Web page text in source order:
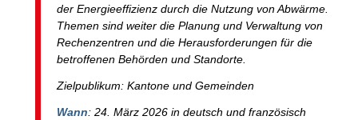
der Energieeffizienz durch die Nutzung von Abwärme.
Themen sind weiter die Planung und Verwaltung von
Rechenzentren und die Herausforderungen für die
betroffenen Behörden und Standorte.
Zielpublikum: Kantone und Gemeinden
Wann: 24. März 2026 in deutsch und französisch